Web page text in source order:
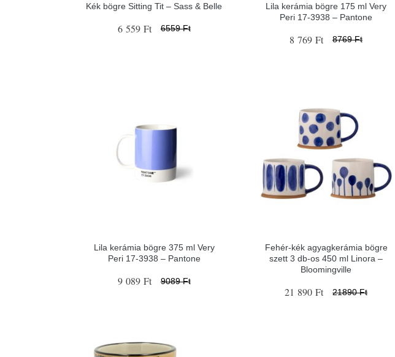
Kék bögre Sitting Tit – Sass & Belle
6 559 Ft 6559 Ft
Lila kerámia bögre 175 ml Very
Peri 17-3938 – Pantone
8 769 Ft 8769 Ft
Lila kerámia bögre 375 ml Very
Peri 17-3938 – Pantone
9 089 Ft 9089 Ft
Fehér-kék agyagkerámia bögre
szett 3 db-os 450 ml Linora –
Bloomingville
21 890 Ft 21890 Ft